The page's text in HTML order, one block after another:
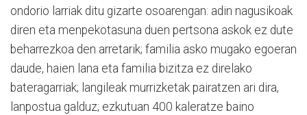
ondorio larriak ditu gizarte osoarengan: adin nagusikoak
diren eta menpekotasuna duen pertsona askok ez dute
beharrezkoa den arretarik; familia asko mugako egoeran
daude, haien lana eta familia bizitza ez direlako
bateragarriak; langileak murrizketak pairatzen ari dira,
lanpostua galduz; ezkutuan 400 kaleratze baino